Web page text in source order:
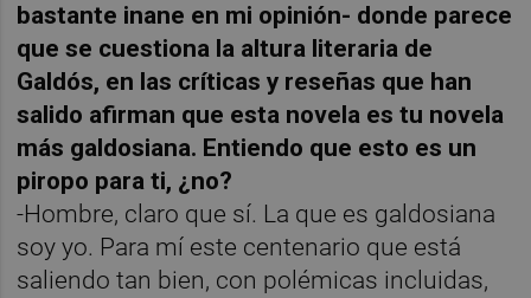
bastante inane en mi opinión- donde parece
que se cuestiona la altura literaria de
Galdós, en las críticas y reseñas que han
salido afirman que esta novela es tu novela
más galdosiana. Entiendo que esto es un
piropo para ti, ¿no?
-Hombre, claro que sí. La que es galdosiana
soy yo. Para mí este centenario que está
saliendo tan bien, con polémicas incluidas,